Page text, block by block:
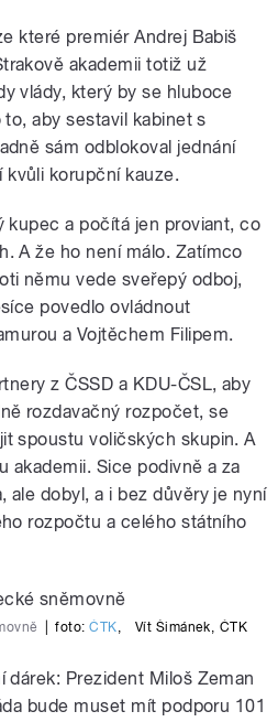
které premiér Andrej Babiš
akademii totiž už
vlády, který by se hluboce
aby sestavil kabinet s
sám odblokoval jednání
korupční kauze.
kupec a počítá jen proviant, co
A že ho není málo. Zatímco
němu vede sveřepý odboj,
povedlo ovládnout
a Vojtěchem Filipem.
z ČSSD a KDU-ČSL, aby
rozdavačný rozpočet, se
spoustu voličských skupin. A
akademii. Sice podivně a za
ale dobyl, a i bez důvěry je nyní
rozpočtu a celého státního
foto:ČTK, Vít Šimánek, ČTK
dárek: Prezident Miloš Zeman
bude muset mít podporu 101